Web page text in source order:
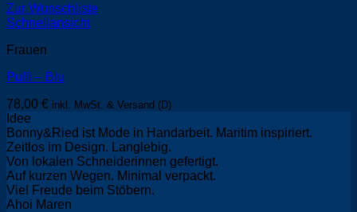
Zur Wunschliste
Schnellansicht
Frauen
Pulli – Blu
78,00 € inkl. MwSt. & Versand (D)
Idee
Bonny&Ried ist Mode in Handarbeit. Maritim inspiriert.
Zeitlos im Design. Langlebig.
Von lokalen Schneiderinnen gefertigt.
Auf kurzen Wegen. Minimal verpackt.
Viel Freude beim Stöbern.
Ahoi Maren